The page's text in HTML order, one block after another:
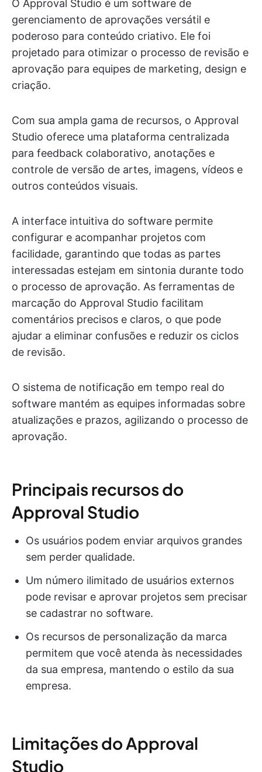
O Approval Studio é um software de
gerenciamento de aprovações versátil e
poderoso para conteúdo criativo. Ele foi
projetado para otimizar o processo de revisão e
aprovação para equipes de marketing, design e
criação.
Com sua ampla gama de recursos, o Approval
Studio oferece uma plataforma centralizada
para feedback colaborativo, anotações e
controle de versão de artes, imagens, vídeos e
outros conteúdos visuais.
A interface intuitiva do software permite
configurar e acompanhar projetos com
facilidade, garantindo que todas as partes
interessadas estejam em sintonia durante todo
o processo de aprovação. As ferramentas de
marcação do Approval Studio facilitam
comentários precisos e claros, o que pode
ajudar a eliminar confusões e reduzir os ciclos
de revisão.
O sistema de notificação em tempo real do
software mantém as equipes informadas sobre
atualizações e prazos, agilizando o processo de
aprovação.
Principais recursos do
Approval Studio
Os usuários podem enviar arquivos grandes
sem perder qualidade.
Um número ilimitado de usuários externos
pode revisar e aprovar projetos sem precisar
se cadastrar no software.
Os recursos de personalização da marca
permitem que você atenda às necessidades
da sua empresa, mantendo o estilo da sua
empresa.
Limitações do Approval
Studio